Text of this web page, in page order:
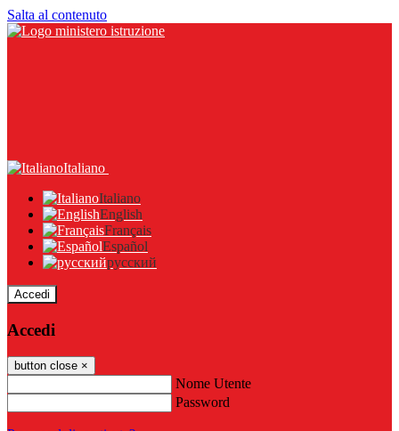
Salta al contenuto
Italiano
Italiano
English
Français
Español
русский
Accedi
Accedi
button close ×
Nome Utente
Password